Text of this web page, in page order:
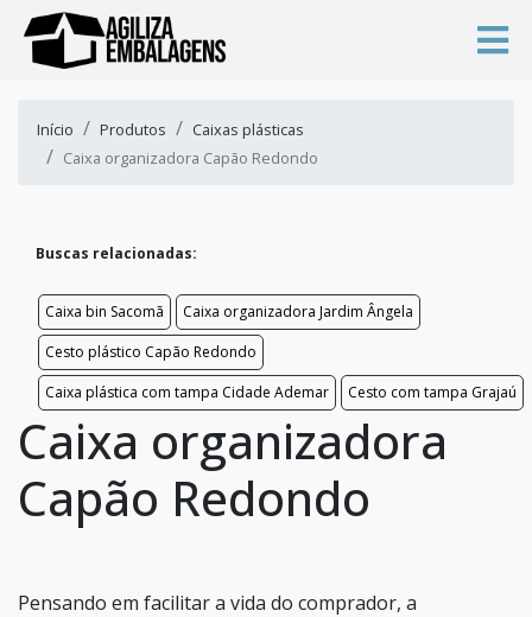
Início Produtos
Caixas plásticas
Caixa organizadora Capão Redondo
Buscas relacionadas:
Caixa bin Sacomã
Caixa organizadora Jardim Ângela
Cesto plástico Capão Redondo
Caixa plástica com tampa Cidade Ademar
Cesto com tampa Grajaú
Caixa organizadora
Capão Redondo
Pensando em facilitar a vida do comprador, a